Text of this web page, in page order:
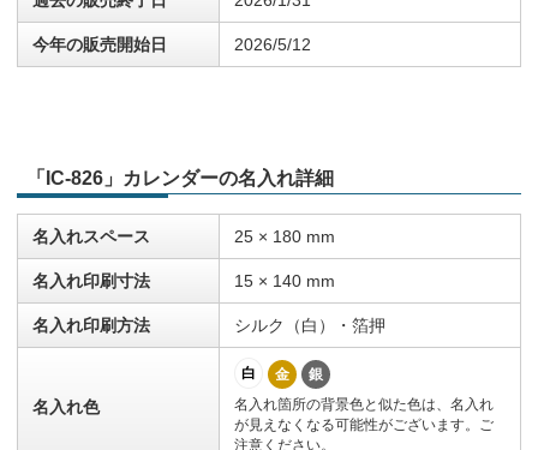
今年の販売開始日 2026/5/12
「IC-826」カレンダーの名入れ詳細
名入れスペース 25 × 180 mm
名入れ印刷寸法 15 × 140 mm
名入れ印刷方法 シルク（白）・箔押
名入れ色
白 金
銀
名入れ箇所の背景色と似た色は、名入れ
が見えなくなる可能性がございます。ご
注意ください。